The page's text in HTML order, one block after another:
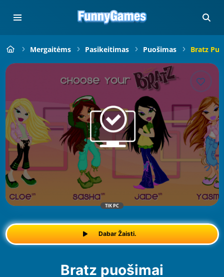
Mergaitėms Pasikeitimas Puošimas Bratz
TIK PC
Dabar Žaisti.
Bratz puošimai